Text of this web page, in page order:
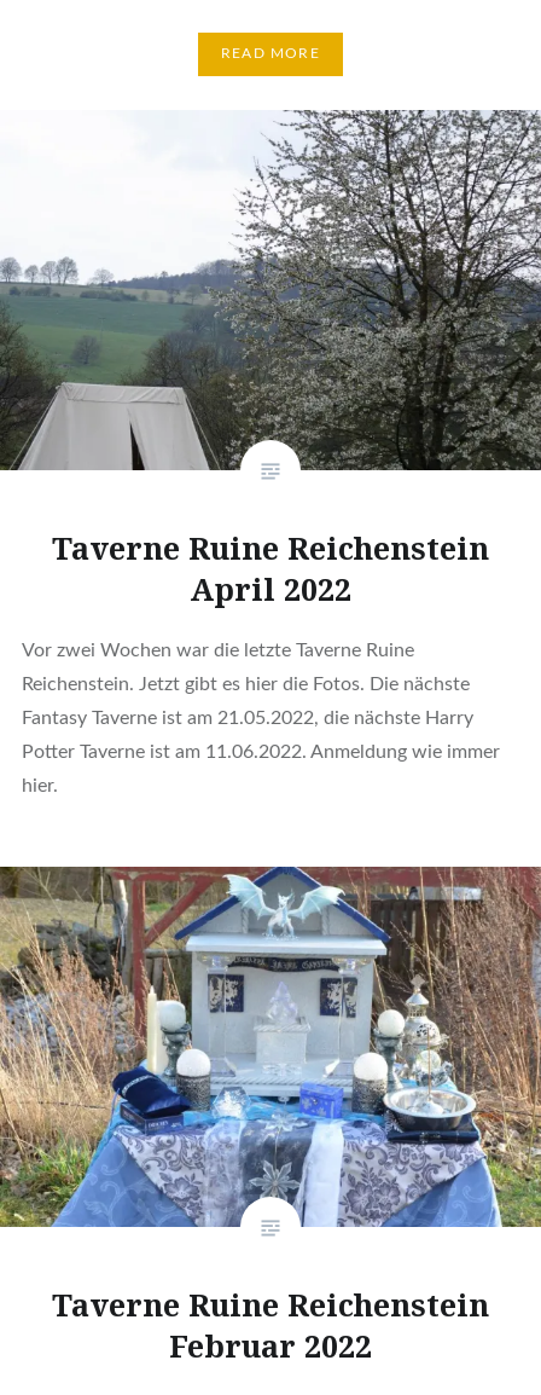
READ MORE
Taverne Ruine Reichenstein
April 2022
Vor zwei Wochen war die letzte Taverne Ruine
Reichenstein. Jetzt gibt es hier die Fotos. Die nächste
Fantasy Taverne ist am 21.05.2022, die nächste Harry
Potter Taverne ist am 11.06.2022. Anmeldung wie immer
hier.
Taverne Ruine Reichenstein
Februar 2022